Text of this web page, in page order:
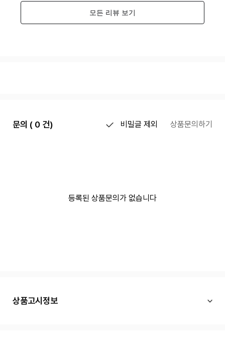
문의 ( 0 건) 비밀글 제외 상품문의하기
등록된 상품문의가 없습니다
상품고시정보